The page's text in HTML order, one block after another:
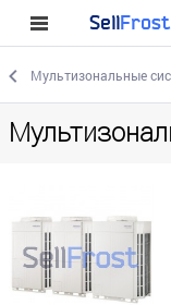
SellFrost
Мультизональные